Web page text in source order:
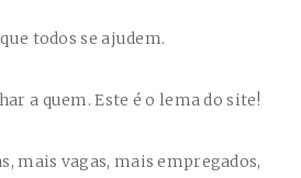
todos se ajudem.
a quem. Este é o lema do site!
mais vagas, mais empregados,